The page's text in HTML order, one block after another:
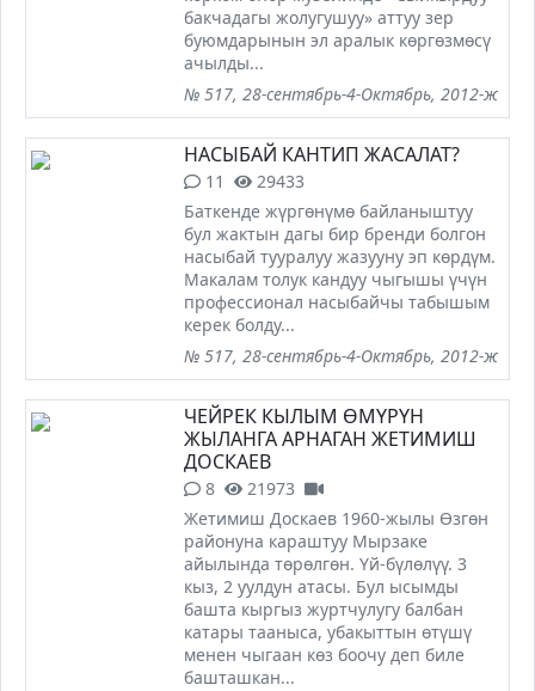
бакчадагы жолугушуу» аттуу зер
буюмдарынын эл аралык көргөзмөсү
ачылды...
№ 517, 28-сентябрь-4-Октябрь, 2012-ж
НАСЫБАЙ КАНТИП ЖАСАЛАТ?
11
29433
Баткенде жүргөнүмө байланыштуу
бул жактын дагы бир бренди болгон
насыбай тууралуу жазууну эп көрдүм.
Макалам толук кандуу чыгышы үчүн
профессионал насыбайчы табышым
керек болду...
№ 517, 28-сентябрь-4-Октябрь, 2012-ж
ЧЕЙРЕК КЫЛЫМ ӨМҮРҮН
ЖЫЛАНГА АРНАГАН ЖЕТИМИШ
ДОСКАЕВ
8
21973
Жетимиш Доскаев 1960-жылы Өзгөн
районуна караштуу Мырзаке
айылында төрөлгөн. Үй-бүлөлүү. 3
кыз, 2 уулдун атасы. Бул ысымды
башта кыргыз журтчулугу балбан
катары тааныса, убакыттын өтүшү
менен чыгаан көз боочу деп биле
башташкан...